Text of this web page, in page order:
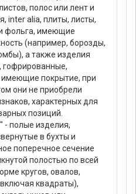
полос или лент и
inter alia, плиты, листы,
фольга, имеющие
(например, борозды,
а также изделия
покрытие, при
они не приобрели
характерных для
позиций.
- полые изделия,
в бухты и
поперечное сечение
полостью по всей
кругов, овалов,
квадраты),